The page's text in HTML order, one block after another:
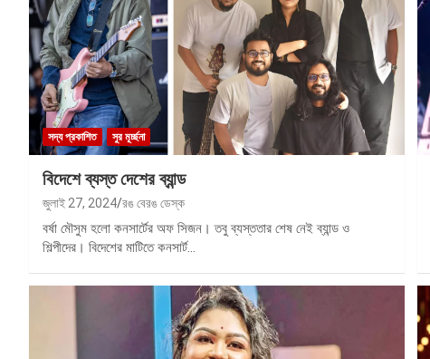
সদ্য প্রকাশিত সুর মূর্চ্ছনা
বিদেশে ব্যস্ত দেশের ব্যান্ড
জুলাই 27, 2024 রঙ বেরঙ ডেস্ক
বর্ষা মৌসুম হলো কনসার্টের অফ সিজন। তবু ব্যস্ততার শেষ নেই ব্যান্ড ও
শিল্পীদের। বিদেশের মাটিতে কনসার্ট…